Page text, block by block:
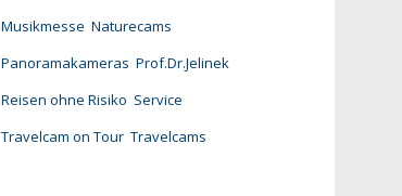
Musikmesse Naturecams
Panoramakameras Prof.Dr.Jelinek
Reisen ohne Risiko Service
Travelcam on Tour Travelcams